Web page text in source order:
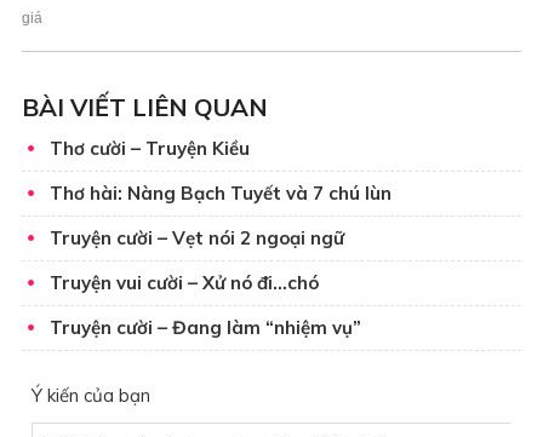
giá
BÀI VIẾT LIÊN QUAN
Thơ cười – Truyện Kiều
Thơ hài: Nàng Bạch Tuyết và 7 chú lùn
Truyện cười – Vẹt nói 2 ngoại ngữ
Truyện vui cười – Xử nó đi…chó
Truyện cười – Đang làm “nhiệm vụ”
Ý kiến của bạn